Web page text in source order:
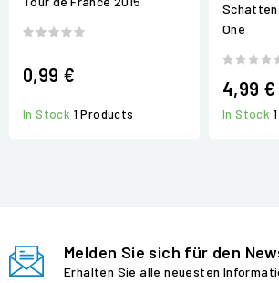
0,99 €
In Stock 1 Products
Schatten
One
4,99 €
In Stock
Melden Sie sich für den
Erhalten Sie alle neuesten